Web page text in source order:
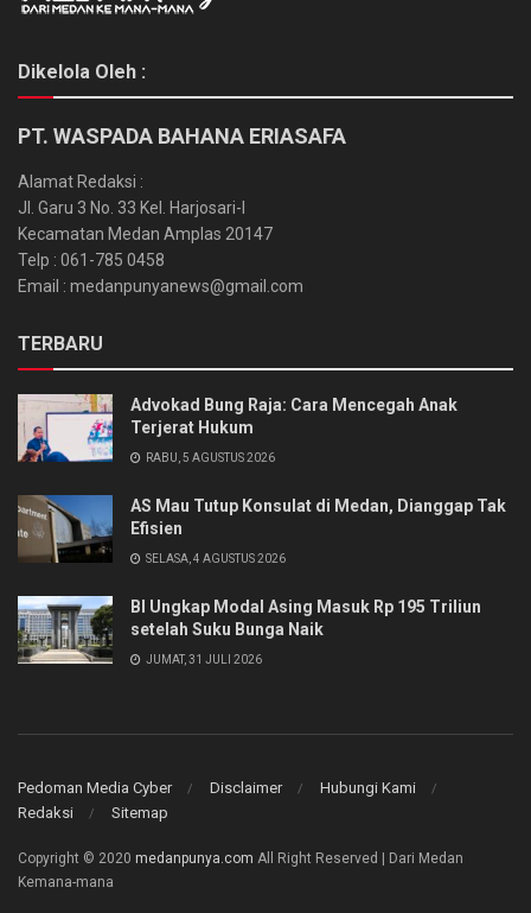
Dikelola Oleh :
PT. WASPADA BAHANA ERIASAFA
Alamat Redaksi :
Jl. Garu 3 No. 33 Kel. Harjosari-I
Kecamatan Medan Amplas 20147
Telp : 061-785 0458
Email : medanpunyanews@gmail.com
TERBARU
Advokad Bung Raja: Cara Mencegah Anak
Terjerat Hukum
RABU, 5 AGUSTUS 2026
AS Mau Tutup Konsulat di Medan, Dianggap Tak
Efisien
SELASA, 4 AGUSTUS 2026
BI Ungkap Modal Asing Masuk Rp 195 Triliun
setelah Suku Bunga Naik
JUMAT, 31 JULI 2026
Pedoman Media Cyber Disclaimer
Hubungi Kami
Redaksi
Sitemap
Copyright © 2020 medanpunya.com All Right Reserved | Dari Medan
Kemana-mana